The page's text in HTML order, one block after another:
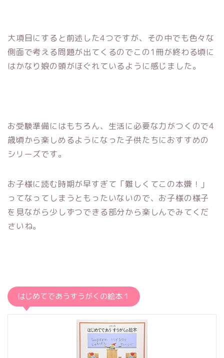
大項目にすると前述した4つですが、その中でも色々な
側面で考える問題が出てくるのでこの1冊が終わる頃に
はかなり娘の頭がほぐれているように感じました。
お受験準備にはもちろん、生活に必要な力がつくので4
歳頃から楽しめるようになった子供たちにおすすめの
シリーズです。
お子様に読む時期が早すぎて「難しくてこの本嫌！」
ってなってしまうともったいないので、お子様の様子
を見ながら少しずつできる部分から楽しんでみてくだ
さいね。
はじめてであうすうがくの絵本１